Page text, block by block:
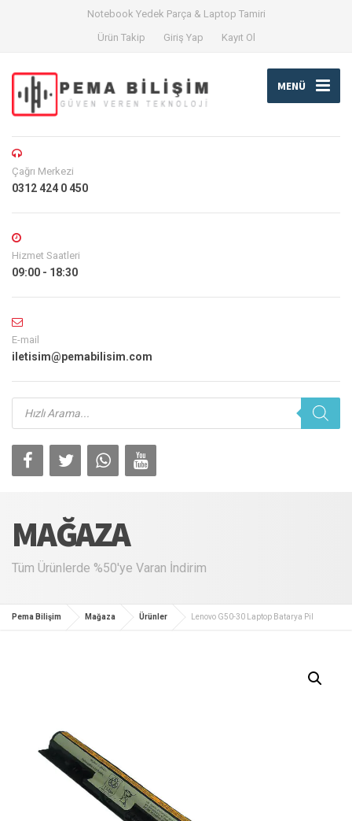
Notebook Yedek Parça & Laptop Tamiri
Ürün Takip
Giriş Yap Kayıt Ol
MENÜ
Çağrı Merkezi
0312 424 0 450
Hizmet Saatleri
09:00 - 18:30
E-mail
iletisim@pemabilisim.com
Products
search
MAĞAZA
Tüm Ürünlerde %50'ye Varan İndirim
Pema Bilişim Mağaza Ürünler Lenovo G50-30 Laptop Batarya Pil